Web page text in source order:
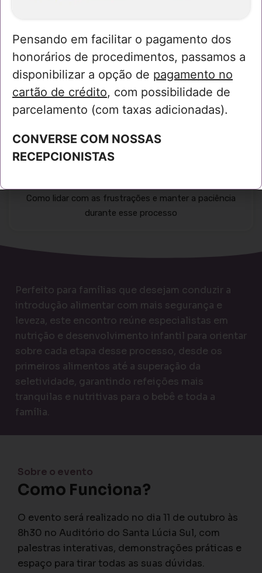
Sinais de prontidão
Identifique o momento certo para iniciar a introdução
alimentar
Como lidar com as frustrações e manter a paciência
durante esse processo
Perfeito para famílias que desejam conduzir a
introdução alimentar com mais segurança e
leveza, este encontro reúne especialistas em
nutrição e desenvolvimento infantil para orientar
sobre cada etapa desse processo, desde os
primeiros alimentos até a superação da
seletividade, garantindo refeições mais
tranquilas e nutritivas para o bebê e toda a
família.
Sobre o evento
Como Funciona?
O evento será realizado no dia 11 de outubro às
8h30 no Auditório do Santa Lúcia Sul, com
palestras interativas, demonstrações práticas e
espaço para tirar todas as suas dúvidas.
Pensando em facilitar o pagamento dos
honorários de procedimentos, passamos a
disponibilizar a opção de pagamento no
cartão de crédito, com possibilidade de
parcelamento (com taxas adicionadas).
CONVERSE COM NOSSAS
RECEPCIONISTAS